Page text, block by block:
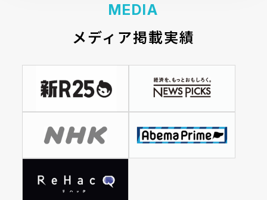
MEDIA
メディア掲載実績